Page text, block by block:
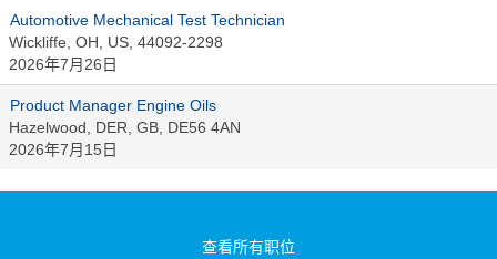
Automotive Mechanical Test Technician
Wickliffe, OH, US, 44092-2298
2026年7月26日
Product Manager Engine Oils
Hazelwood, DER, GB, DE56 4AN
2026年7月15日
查看所有职位